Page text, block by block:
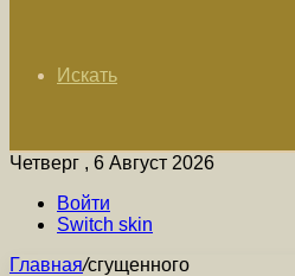
Искать
Четверг , 6 Август 2026
Войти
Switch skin
Главная/сгущенного